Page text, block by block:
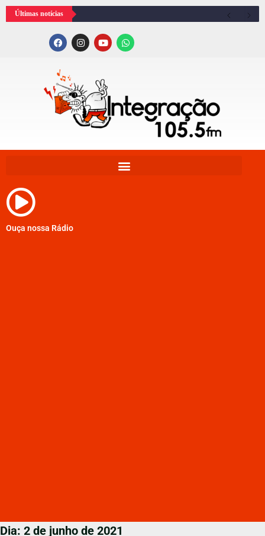
Últimas notícias
Ouça nossa Rádio
Dia: 2 de junho de 2021